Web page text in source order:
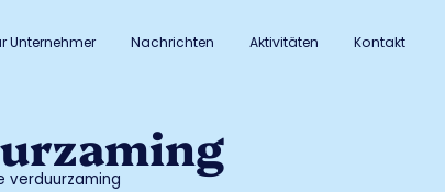
Unternehmer Nachrichten Aktivitäten Kontakt
verduurzaming